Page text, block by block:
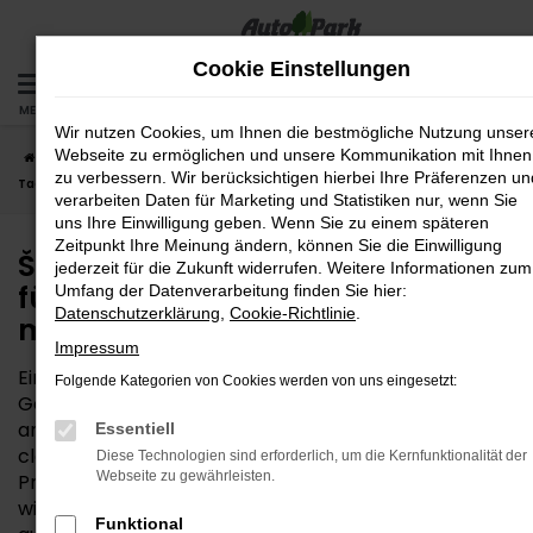
Zum
springen
MENÜ
Startseite Rosenheim Škoda Škoda Kodiaq
Škoda Kodiaq
Tageszulassung für Rosenheim – Ihr Autokauf muss nicht teuer sein
Škoda Kodiaq Tageszulassung
für Rosenheim – Ihr Autokauf
muss nicht teuer sein
Eine Škoda Kodiaq Tageszulassung ist kein
Geheimtipp mehr – weder in Rosenheim noch
anderswo. Auch Ihre AutoPark GmbH nutzt diese
clevere Möglichkeit, um Neuwagen zum reduzierten
Preis anzubieten. Entsprechend der Namensgebung
wird die Škoda Kodiaq Tageszulassung für einen Tag
Cookie Einstellungen
Wir nutzen Cookies, um Ihnen die bestmögliche Nutzung
Webseite zu ermöglichen und unsere Kommunikation mit Ihnen
zu verbessern. Wir berücksichtigen hierbei Ihre Präferenzen
verarbeiten Daten für Marketing und Statistiken nur, wenn Sie
uns Ihre Einwilligung geben. Wenn Sie zu einem späteren
Zeitpunkt Ihre Meinung ändern, können Sie die Einwilligung
jederzeit für die Zukunft widerrufen. Weitere Informationen zum
Umfang der Datenverarbeitung finden Sie hier:
Datenschutzerklärung Cookie-Richtlinie
Impressum
Folgende Kategorien von Cookies werden von uns eingesetzt:
Essentiell
Diese Technologien sind erforderlich, um die Kernfunktionalität der
Webseite zu gewährleisten.
Funktional